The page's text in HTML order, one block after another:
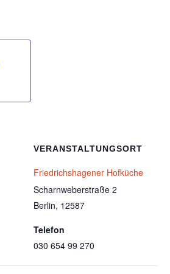
VERANSTALTUNGSORT
Friedrichshagener Hofküche
Scharnweberstraße 2
Berlin, 12587
Telefon
030 654 99 270